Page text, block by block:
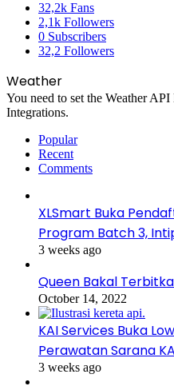
32,2k Fans
2,1k Followers
0 Subscribers
32,2 Followers
Weather
You need to set the Weather
Integrations.
Popular
Recent
Comments
XLSmart Buka
Program Batch 3,
3 weeks ago
Queen Bakal
October 14, 2022
KAI Services Buka
Perawatan Sarana KA
3 weeks ago